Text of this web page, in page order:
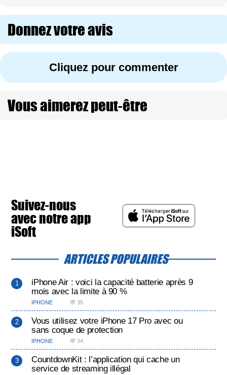
Donnez votre avis
Cliquez pour commenter
Vous aimerez peut-être
Suivez-nous
avec notre app
iSoft
ARTICLES POPULAIRES
iPhone Air : voici la capacité batterie après 9
mois avec la limite à 90 %
IPHONE 💬 35
Vous utilisez votre iPhone 17 Pro avec ou
sans coque de protection
IPHONE 💬 34
CountdownKit : l’application qui cache un
service de streaming illégal